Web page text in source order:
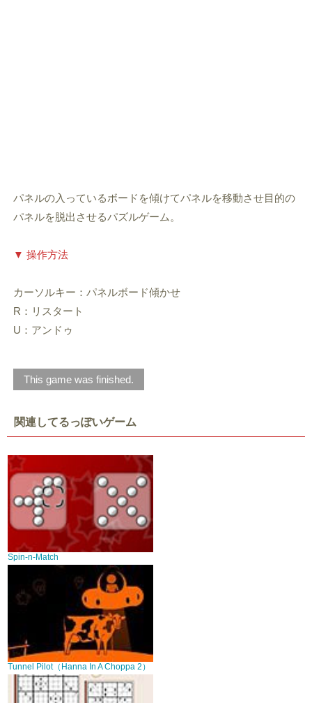
パネルの入っているボードを傾けてパネルを移動させ目的の
パネルを脱出させるパズルゲーム。
▼ 操作方法
カーソルキー：パネルボード傾かせ
R：リスタート
U：アンドゥ
This game was finished.
関連してるっぽいゲーム
Spin-n-Match
Tunnel Pilot（Hanna In A Choppa 2）